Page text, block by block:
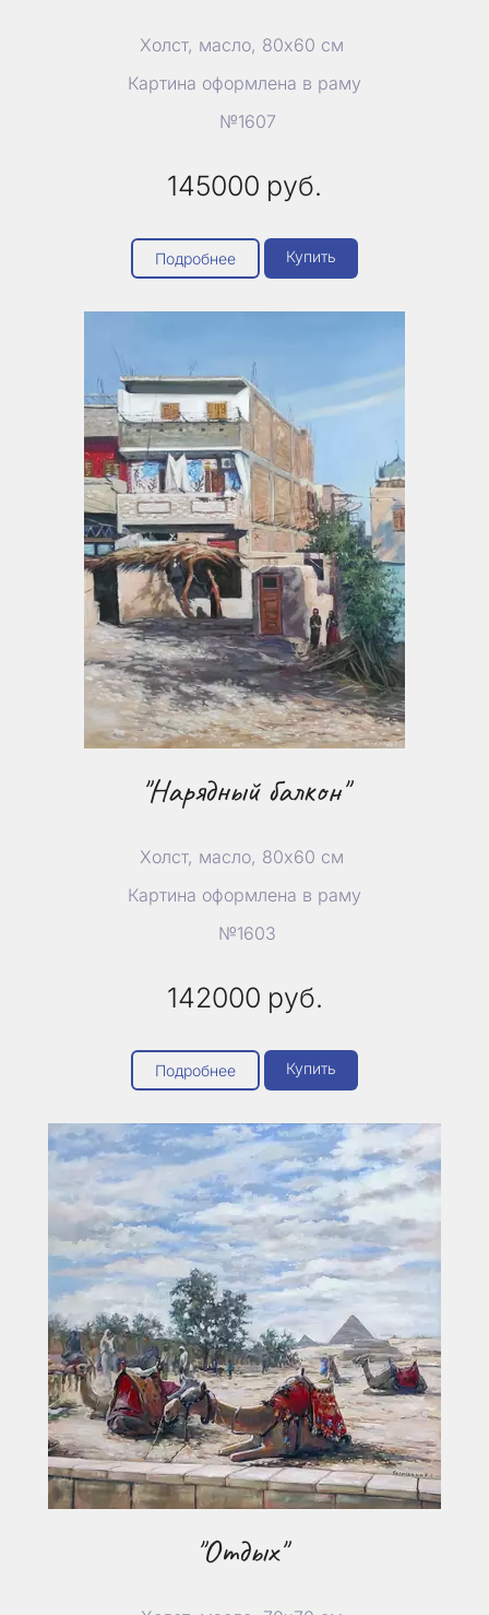
Холст, масло, 80х60 см
Картина оформлена в раму
№1607
145000 руб.
Подробнее Купить
"Нарядный балкон"
Холст, масло, 80х60 см
Картина оформлена в раму
№1603
142000 руб.
Подробнее Купить
"Отдых"